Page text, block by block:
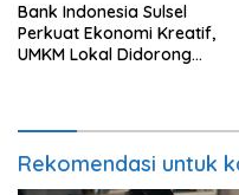
Bank Indonesia Sulsel
Perkuat Ekonomi Kreatif,
UMKM Lokal Didorong
Rekomendasi untuk